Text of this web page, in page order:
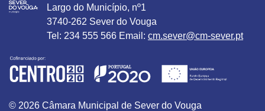
Largo do Município, nº1
3740-262 Sever do Vouga
Tel: 234 555 566 Email: cm.sever@cm-sever.pt
© 2026 Câmara Municipal de Sever do Vouga